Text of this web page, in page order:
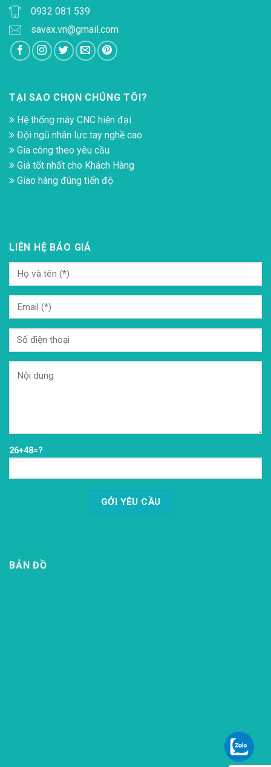
0932 081 539
savax.vn@gmail.com
TẠI SAO CHỌN CHÚNG TÔI?
Hệ thống máy CNC hiện đại
Đội ngũ nhân lực tay nghề cao
Gia công theo yêu cầu
Giá tốt nhất cho Khách Hàng
Giao hàng đúng tiến độ
LIÊN HỆ BÁO GIÁ
26+48=?
BẢN ĐỒ